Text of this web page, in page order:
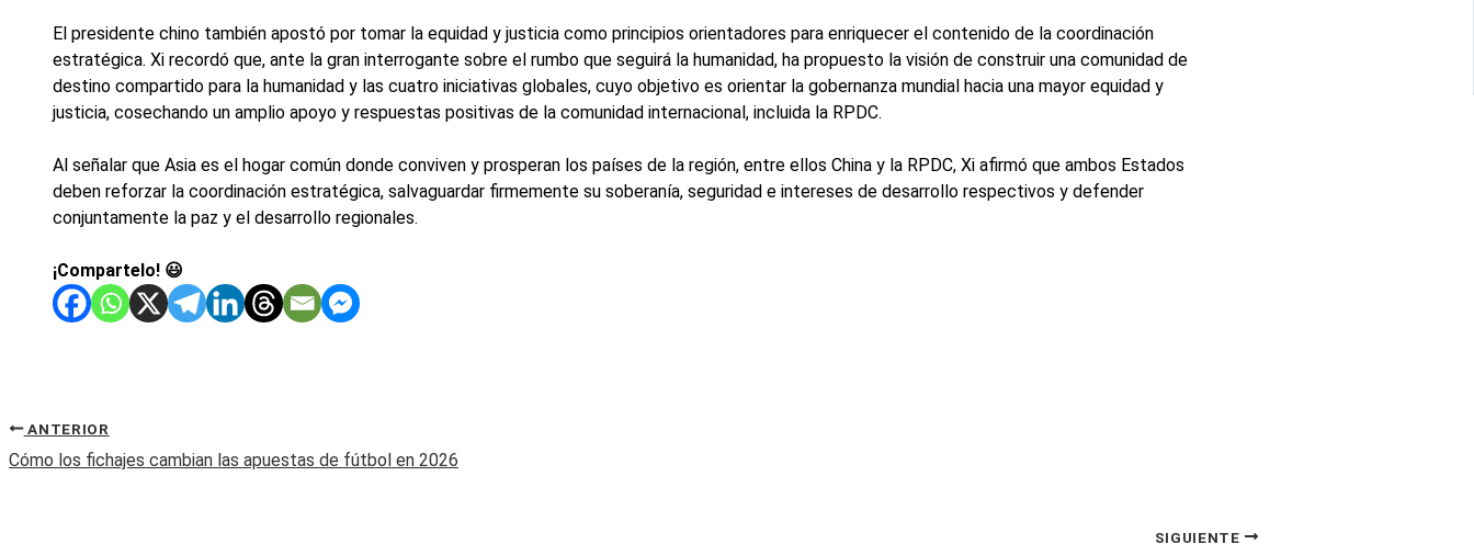
El presidente chino también apostó por tomar la equidad y justicia como principios orientadores para enriquecer el contenido de la coordinación
estratégica. Xi recordó que, ante la gran interrogante sobre el rumbo que seguirá la humanidad, ha propuesto la visión de construir una comunidad de
destino compartido para la humanidad y las cuatro iniciativas globales, cuyo objetivo es orientar la gobernanza mundial hacia una mayor equidad y
justicia, cosechando un amplio apoyo y respuestas positivas de la comunidad internacional, incluida la RPDC.
Al señalar que Asia es el hogar común donde conviven y prosperan los países de la región, entre ellos China y la RPDC, Xi afirmó que ambos Estados
deben reforzar la coordinación estratégica, salvaguardar firmemente su soberanía, seguridad e intereses de desarrollo respectivos y defender
conjuntamente la paz y el desarrollo regionales.
¡Compartelo! 😃
ANTERIOR
Cómo los fichajes cambian las apuestas de fútbol en 2026
SIGUIENTE